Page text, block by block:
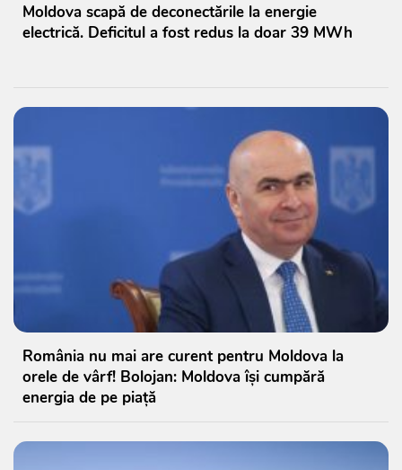
Moldova scapă de deconectările la energie
electrică. Deficitul a fost redus la doar 39 MWh
România nu mai are curent pentru Moldova la
orele de vârf! Bolojan: Moldova își cumpără
energia de pe piață